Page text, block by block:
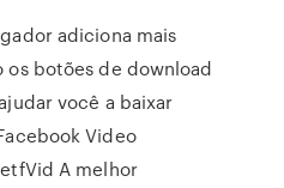
adiciona mais
botões de download
você a baixar
Video
A melhor